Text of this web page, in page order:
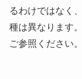
るわけではなく
種は異なります
ご参照ください。